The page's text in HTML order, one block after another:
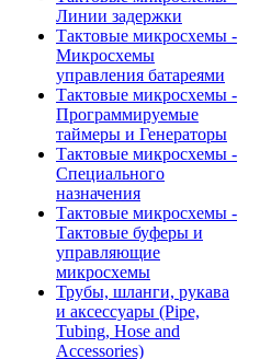
Линии задержки
Тактовые микросхемы -
Микросхемы
управления батареями
Тактовые микросхемы -
Программируемые
таймеры и Генераторы
Тактовые микросхемы -
Специального
назначения
Тактовые микросхемы -
Тактовые буферы и
управляющие
микросхемы
Трубы, шланги, рукава
и аксессуары (Pipe,
Tubing, Hose and
Accessories)